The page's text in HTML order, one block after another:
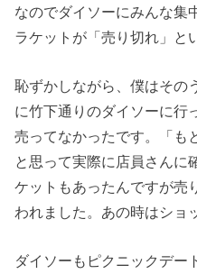
なのでダイソーにみんな集
ラケットが「売り切れ」と
恥ずかしながら、僕はその
に竹下通りのダイソーに行
売ってなかったです。「も
と思って実際に店員さんに
ケットもあったんですが売
われました。あの時はショ
ダイソーもピクニックデー